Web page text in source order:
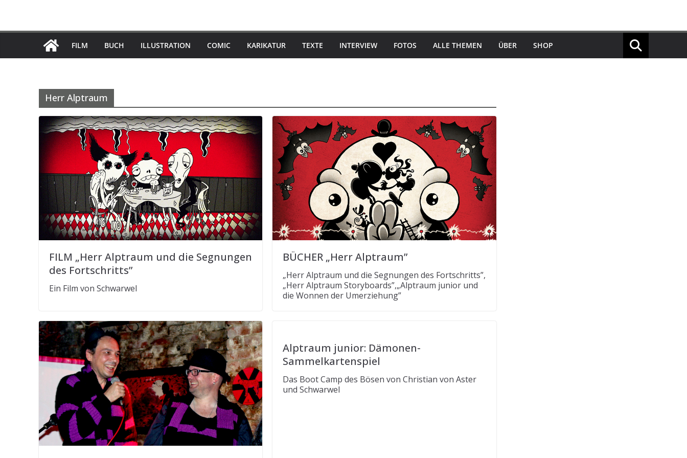
FILM BUCH ILLUSTRATION COMIC KARIKATUR TEXTE INTERVIEW FOTOS ALLE THEMEN ÜBER SHOP
Herr Alptraum
FILM „Herr Alptraum und die Segnungen
des Fortschritts”
Ein Film von Schwarwel
BÜCHER „Herr Alptraum”
„Herr Alptraum und die Segnungen des Fortschritts”,
„Herr Alptraum Storyboards”,„Alptraum junior und
die Wonnen der Umerziehung”
Alptraum junior: Dämonen-
Sammelkartenspiel
Das Boot Camp des Bösen von Christian von Aster
und Schwarwel